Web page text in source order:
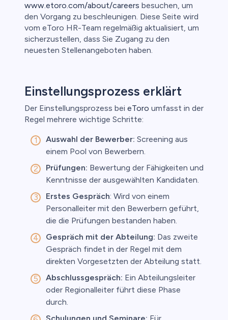
www.etoro.com/about/careers besuchen, um
den Vorgang zu beschleunigen. Diese Seite wird
vom eToro HR-Team regelmäßig aktualisiert, um
sicherzustellen, dass Sie Zugang zu den
neuesten Stellenangeboten haben.
Einstellungsprozess erklärt
Der Einstellungsprozess bei eToro umfasst in der
Regel mehrere wichtige Schritte:
Auswahl der Bewerber: Screening aus
einem Pool von Bewerbern.
Prüfungen: Bewertung der Fähigkeiten und
Kenntnisse der ausgewählten Kandidaten.
Erstes Gespräch: Wird von einem
Personalleiter mit den Bewerbern geführt,
die die Prüfungen bestanden haben.
Gespräch mit der Abteilung: Das zweite
Gespräch findet in der Regel mit dem
direkten Vorgesetzten der Abteilung statt.
Abschlussgespräch: Ein Abteilungsleiter
oder Regionalleiter führt diese Phase
durch.